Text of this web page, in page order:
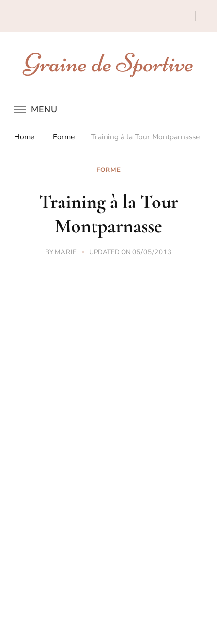
Graine de Sportive
MENU
Home Forme Training à la Tour Montparnasse
FORME
Training à la Tour
Montparnasse
BY MARIE UPDATED ON 05/05/2013